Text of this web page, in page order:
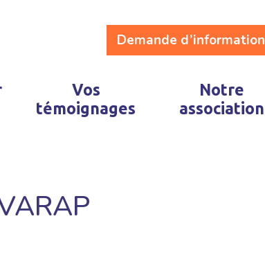
Demande d’information
Vos
témoignages
Notre
association